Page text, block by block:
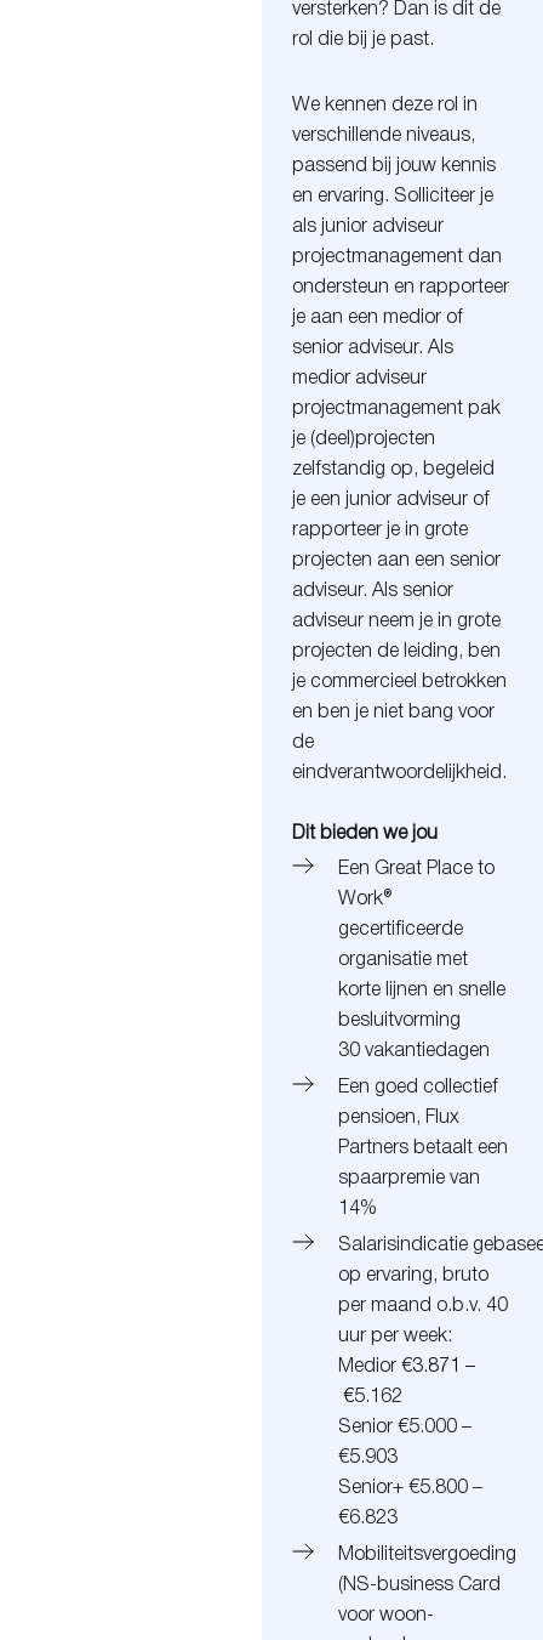
versterken? Dan is dit de
rol die bij je past.
We kennen deze rol in
verschillende niveaus,
passend bij jouw kennis
en ervaring. Solliciteer je
als junior adviseur
projectmanagement dan
ondersteun en rapporteer
je aan een medior of
senior adviseur. Als
medior adviseur
projectmanagement pak
je (deel)projecten
zelfstandig op, begeleid
je een junior adviseur of
rapporteer je in grote
projecten aan een senior
adviseur. Als senior
adviseur neem je in grote
projecten de leiding, ben
je commercieel betrokken
en ben je niet bang voor
de
eindverantwoordelijkheid.
Dit bieden we jou
Een Great Place to
Work®
gecertificeerde
organisatie met
korte lijnen en snelle
besluitvorming
30 vakantiedagen
Een goed collectief
pensioen, Flux
Partners betaalt een
spaarpremie van
14%
Salarisindicatie
op ervaring, bruto
per maand o.b.v. 40
uur per week:
Medior €3.871 –
€5.162
Senior €5.000 –
€5.903
Senior+ €5.800 –
€6.823
Mobiliteitsvergoeding
( NS-business Card
voor woon-